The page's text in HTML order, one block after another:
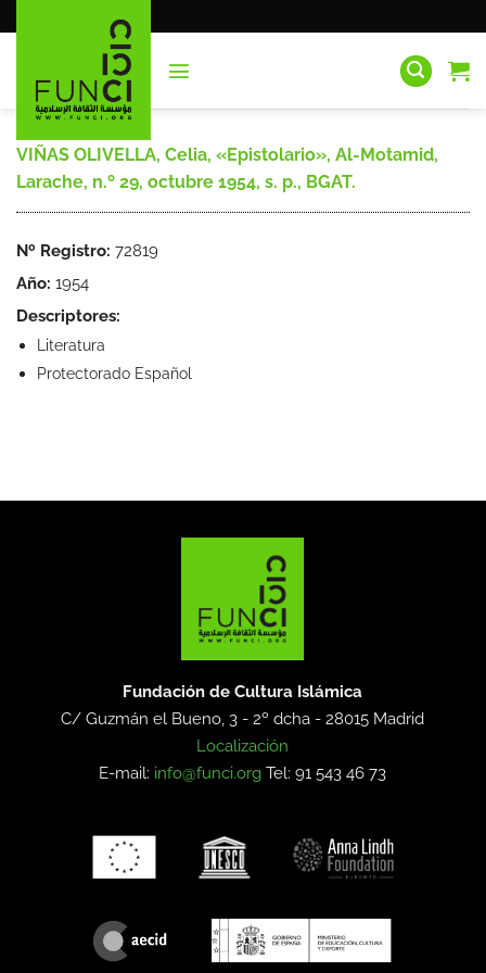
al
VIÑAS OLIVELLA, Celia, «Epistolario», Al-Motamid,
Larache, n.º 29, octubre 1954, s. p., BGAT.
Nº Registro: 72819
Año: 1954
Descriptores:
Literatura
Protectorado Español
Fundación de Cultura Islámica
C/ Guzmán el Bueno, 3 - 2º dcha -28015 Madrid
Localización
E-mail: info@funci.org Tel: 91 543 46 73